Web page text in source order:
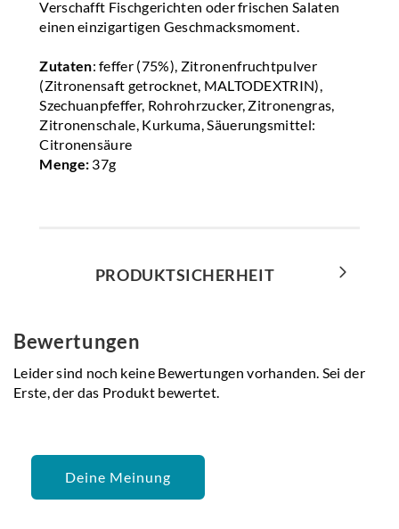
Verschafft Fischgerichten oder frischen Salaten
einen einzigartigen Geschmacksmoment.
Zutaten: feffer (75%), Zitronenfruchtpulver
(Zitronensaft getrocknet, MALTODEXTRIN),
Szechuanpfeffer, Rohrohrzucker, Zitronengras,
Zitronenschale, Kurkuma, Säuerungsmittel:
Citronensäure
Menge: 37g
PRODUKTSICHERHEIT
Bewertungen
Leider sind noch keine Bewertungen vorhanden. Sei der
Erste, der das Produkt bewertet.
Deine Meinung